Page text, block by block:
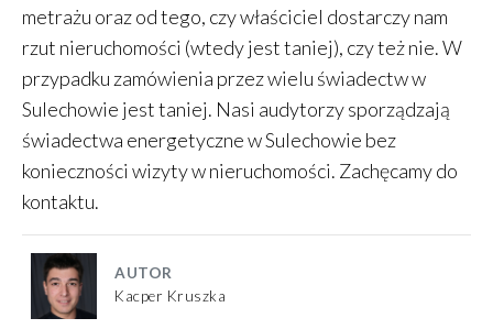
metrażu oraz od tego, czy właściciel dostarczy nam
rzut nieruchomości (wtedy jest taniej), czy też nie. W
przypadku zamówienia przez wielu świadectw w
Sulechowie jest taniej. Nasi audytorzy sporządzają
świadectwa energetyczne w Sulechowie bez
konieczności wizyty w nieruchomości. Zachęcamy do
kontaktu.
AUTOR
Kacper Kruszka